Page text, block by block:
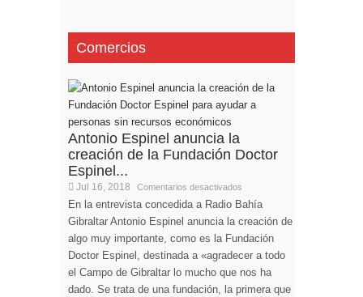
Comercios
Antonio Espinel anuncia la
creación de la Fundación Doctor
Espinel...
Jul 16, 2018 Comentarios desactivados
En la entrevista concedida a Radio Bahía
Gibraltar Antonio Espinel anuncia la creación de
algo muy importante, como es la Fundación
Doctor Espinel, destinada a «agradecer a todo
el Campo de Gibraltar lo mucho que nos ha
dado. Se trata de una fundación, la primera que